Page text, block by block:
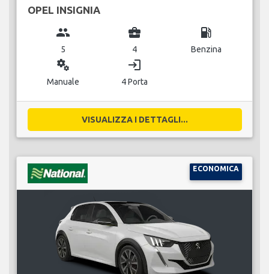
OPEL INSIGNIA
group
5
business_center
4
local_gas_station
Benzina
miscellaneous_services
Manuale
login
4 Porta
VISUALIZZA I DETTAGLI...
ECONOMICA